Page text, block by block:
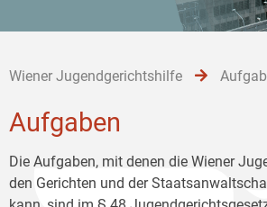
Wiener Jugendgerichtshilfe
Aufgaben
Die Aufgaben, mit denen die Wiener
den Gerichten und der